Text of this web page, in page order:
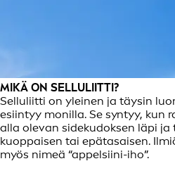
MIKÄ ON SELLULIITTI?
Selluliitti on yleinen ja täysin
esiintyy monilla. Se syntyy, kun
alla olevan sidekudoksen läpi ja
kuoppaisen tai epätasaisen.
myös nimeä “appelsiini-iho”.